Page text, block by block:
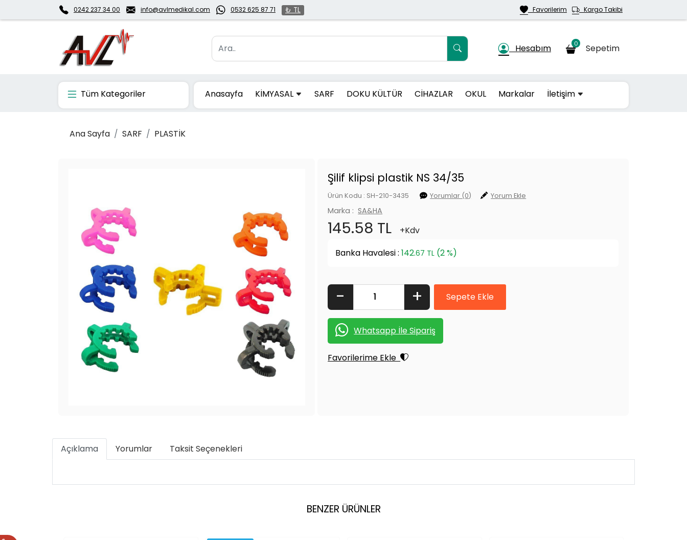
0242 237 34 00 info@avlmedikal.com 0532 625 87 71 ₺ TL Favorilerim Kargo Takibi
Hesabım Sepetim
0
Tüm Kategoriler Anasayfa KİMYASAL SARF DOKU KÜLTÜR CİHAZLAR OKUL Markalar İletişim
Ana Sayfa SARF PLASTİK
Şilif klipsi plastik NS 34/35
Ürün Kodu : SH-210-3435 Yorumlar (0) Yorum Ekle
Marka :SA&HA
145.58 TL
+Kdv
Banka Havalesi :142.67 TL (2 %)
- +
Whatsapp İle Sipariş
Favorilerime Ekle
Açıklama Yorumlar Taksit Seçenekleri
BENZER ÜRÜNLER